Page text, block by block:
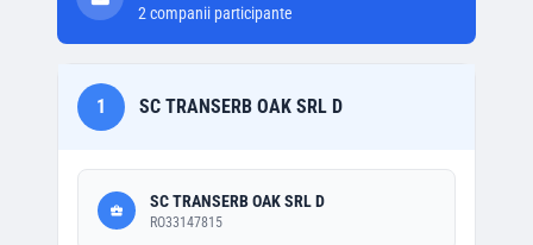
2 companii participante
1 SC TRANSERB OAK SRL D
SC TRANSERB OAK SRL D
RO33147815